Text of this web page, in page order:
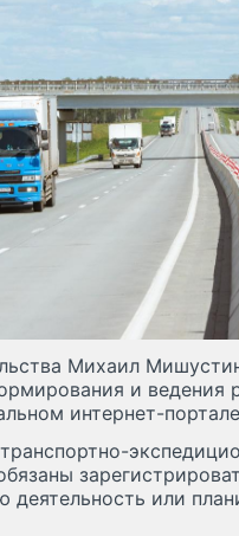
Михаил
и ведения
интернет-
или